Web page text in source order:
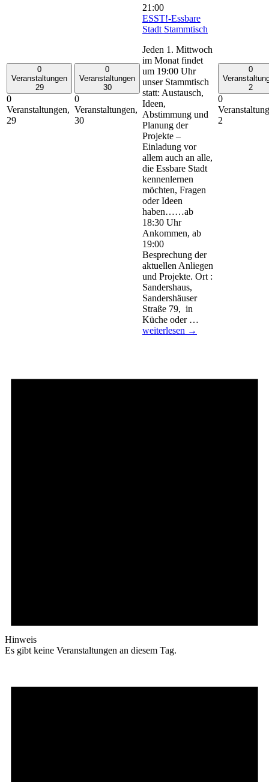
0
Veranstaltungen
29
0
Veranstaltungen,
29
0
Veranstaltungen
30
0
Veranstaltungen,
30
21:00
ESST!-Essbare
Stadt Stammtisch
Jeden 1. Mittwoch
im Monat findet
um 19:00 Uhr
unser Stammtisch
statt: Austausch,
Ideen,
Abstimmung und
Planung der
Projekte –
Einladung vor
allem auch an alle,
die Essbare Stadt
kennenlernen
möchten, Fragen
oder Ideen
haben……ab
18:30 Uhr
Ankommen, ab
19:00
Besprechung der
aktuellen Anliegen
und Projekte. Ort :
Sandershaus,
Sandershäuser
Straße 79, in
Küche oder …
weiterlesen →
0
2
0
2
Hinweis
Es gibt keine Veranstaltungen an diesem Tag.